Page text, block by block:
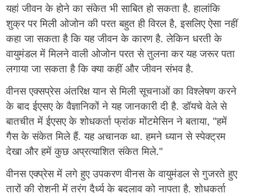
यहां जीवन के होने का संकेत भी साबित हो सकता है. हालांकि
शुक्र पर मिली ओजोन की परत बहुत ही विरल है, इसलिए ऐसा नहीं
कहा जा सकता है कि यह जीवन के कारण है. लेकिन धरती के
वायुमंडल में मिलने वाली ओजोन परत से तुलना कर यह जरूर पता
लगाया जा सकता है कि क्या कहीं और जीवन संभव है.
वीनस एक्सप्रेस अंतरिक्ष यान से मिली सूचनाओं का विश्लेषण करने
के बाद ईएसए के वैज्ञानिकों ने यह जानकारी दी है. डॉयचे वेले से
बातचीत में ईएसए के शोधकर्ता फ्रांक मोंटमेसिन ने बताया, "हमें
गैस के संकेत मिले हैं. यह अचानक था. हमने ध्यान से स्पेक्ट्रम
देखा और हमें कुछ अप्रत्याशित संकेत मिले."
वीनस एक्प्रेस में लगे हुए उपकरण वीनस के वायुमंडल से गुजरते हुए
तारों की रोशनी में तरंग दैर्ध्य के बदलाव को नापता है. शोधकर्ता